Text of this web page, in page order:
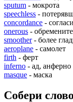
sputum - мокрота
speechless -
concordance -
onerous -
smoother- более
aeroplane - самолет
firth - ферт
inferno - ад, анферно
masque - маска
Собери слово